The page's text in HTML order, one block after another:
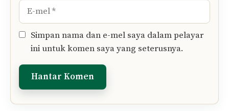
E-
mel
Simpan nama dan e-mel saya dalam pelayar
ini untuk komen saya yang seterusnya.